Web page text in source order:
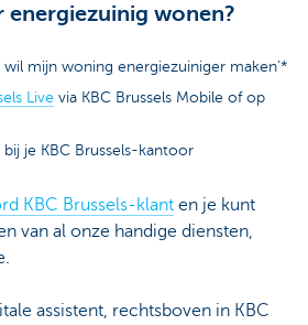
energiezuinig wonen?
wil mijn woning energiezuiniger maken'*
Live via KBC Brussels Mobile of op
bij je KBC Brussels-kantoor
KBC Brussels-klant en je kunt
van al onze handige diensten,
assistent, rechtsboven in KBC